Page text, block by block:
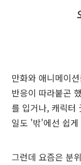
만화와 애니메이
반응이 따라붙곤
를 입거나, 캐릭터
일도 '밖'에선 쉽
그런데 요즘은 분